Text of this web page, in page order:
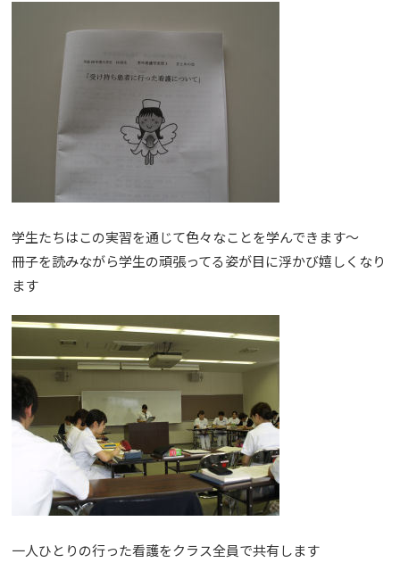
学生たちはこの実習を通じて色々なことを学んできます～
冊子を読みながら学生の頑張ってる姿が目に浮かび嬉しくなり
ます
一人ひとりの行った看護をクラス全員で共有します